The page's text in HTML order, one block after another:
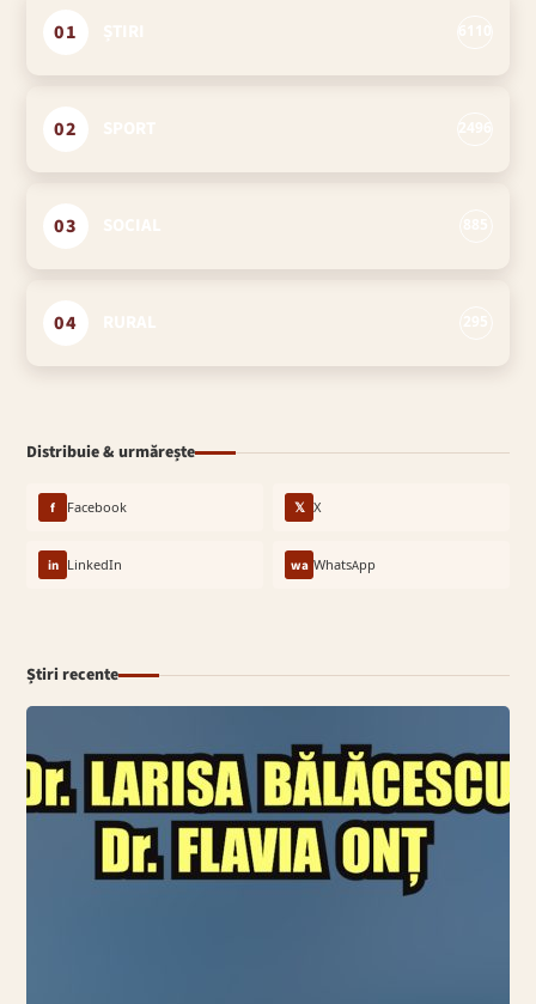
01
02
03
04
Distribuie & urmărește
f Facebook 𝕏 X
in LinkedIn wa WhatsApp
Știri recente